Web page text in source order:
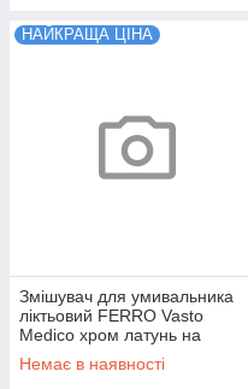
НАЙКРАЩА ЦІНА
Змішувач для умивальника
ліктьовий FERRO Vasto
Medico хром латунь на
раковину BVAM4
Немає в наявності